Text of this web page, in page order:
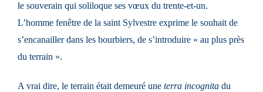
le souverain qui soliloque ses vœux du trente-et-un.
L’homme fenêtre de la saint Sylvestre exprime le souhait de
s’encanailler dans les bourbiers, de s’introduire « au plus près
du terrain ».
A vrai dire, le terrain était demeuré une terra incognita du